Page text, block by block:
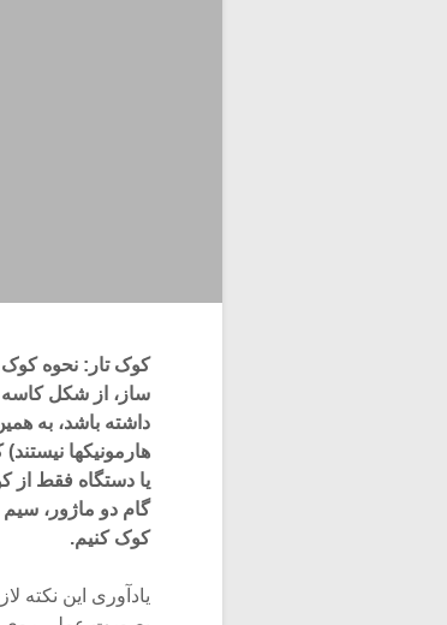
کوک تار: نحوه کوک
ساز، از شکل کاسه
داشته باشد، به
هارمونیکها
یا دستگاه فقط از
گام دو ماژور،
کوک کنیم.
یادآوری این